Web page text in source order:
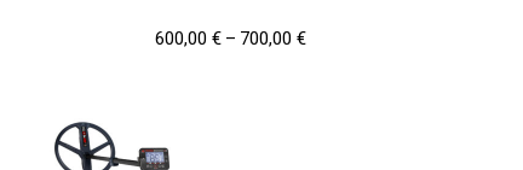
600,00 € – 700,00 €